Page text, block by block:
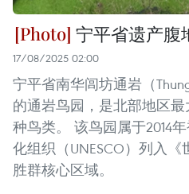
宁平省遗产腹
17/08/2025 02:00
宁平省南华闾坊通岩（
的通岩鸟园，是北部地区
种鸟类。 该鸟园属于2014
化组织（UNESCO）列入
胜群核心区域。